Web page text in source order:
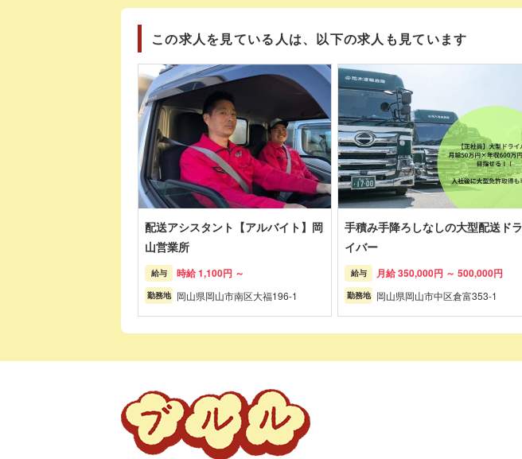
この求人を見ている人は、以下の求人も見ています
配送アシスタント【アルバイト】岡
山営業所
給与 時給 1,100円 ～
勤務地 岡山県岡山市南区大福196-1
手積み手降ろしなしの大型配送ドラ
イバー
給与 月給 350,000円 ～ 500,000円
勤務地 岡山県岡山市中区倉富353-1